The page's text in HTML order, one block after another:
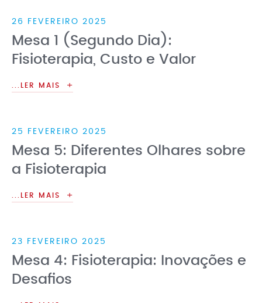
26 FEVEREIRO 2025
Mesa 1 (Segundo Dia):
Fisioterapia, Custo e Valor
...LER MAIS
25 FEVEREIRO 2025
Mesa 5: Diferentes Olhares sobre
a Fisioterapia
...LER MAIS
23 FEVEREIRO 2025
Mesa 4: Fisioterapia: Inovações e
Desafios